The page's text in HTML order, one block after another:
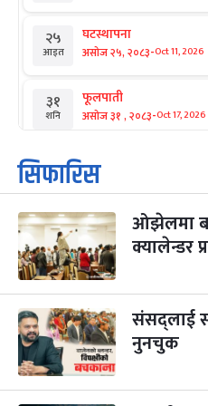
२५
आइत
घटस्थापना
असोज २५, २०८३-Oct 11, 2026
३१
शनि
फूलपाती
असोज ३१ , २०८३-Oct 17, 2026
१
आइत
कार्तिक सङ्क्रान्ति
कार्तिक १, २०८३
३
मंगल
महानवमी
कार्तिक ३, २०८३-Oct 20, 2026
४
बुध कार्तिक ४, २०८३ Oct 21, 2026
५
बिहि
पापा‌ङ्कुशा एकादशी व्रत
कार्तिक ५, २०८३
सिफारिस
ओझेलमा
क्यालेन्डर
संसद्लाई
नुनचुक